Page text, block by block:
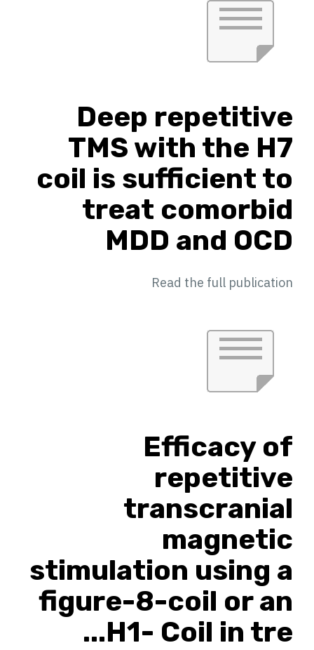
Deep repetitive
TMS with the H7
coil is sufficient to
treat comorbid
MDD and OCD
Read the full publication
Efficacy of
repetitive
transcranial
magnetic
stimulation using a
figure-8-coil or an
H1- Coil in tre...